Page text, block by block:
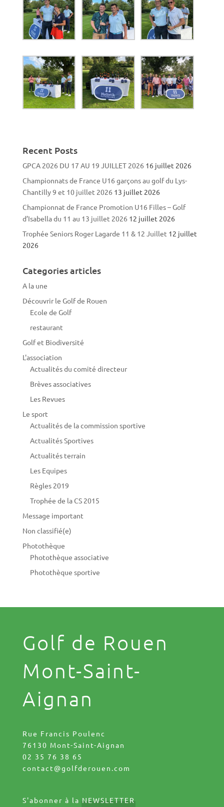
Recent Posts
GPCA 2026 DU 17 AU 19 JUILLET 2026 16 juillet 2026
Championnats de France U16 garçons au golf du Lys-
Chantilly 9 et 10 juillet 2026 13 juillet 2026
Championnat de France Promotion U16 Filles – Golf
d’Isabella du 11 au 13 juillet 2026 12 juillet 2026
Trophée Seniors Roger Lagarde 11 & 12 Juillet 12 juillet
2026
Categories articles
A la une
Découvrir le Golf de Rouen
Ecole de Golf
restaurant
Golf et Biodiversité
L'association
Actualités du comité directeur
Brèves associatives
Les Revues
Le sport
Actualités de la commission sportive
Actualités Sportives
Actualités terrain
Les Equipes
Règles 2019
Trophée de la CS 2015
Message important
Non classifié(e)
Photothèque
Photothèque associative
Photothèque sportive
Golf de Rouen
Mont-Saint-
Aignan
Rue Francis Poulenc
76130 Mont-Saint-Aignan
02 35 76 38 65
contact@golfderouen.com
S'abonner à la NEWSLETTER